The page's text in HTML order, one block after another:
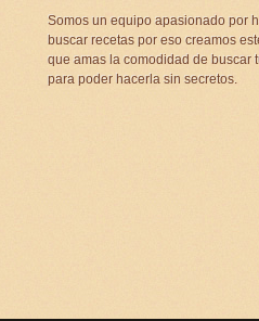
Somos un equipo apasionado por
buscar recetas por eso creamos
que amas la comodidad de buscar
para poder hacerla sin secretos.